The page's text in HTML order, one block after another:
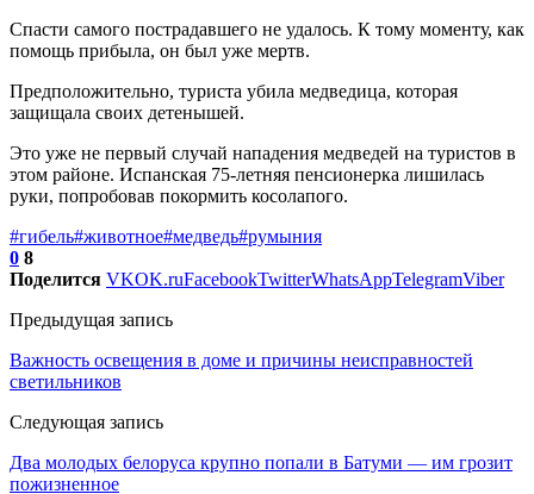
Спасти самого пострадавшего не удалось. К тому моменту, как
помощь прибыла, он был уже мертв.
Предположительно, туриста убила медведица, которая
защищала своих детенышей.
Это уже не первый случай нападения медведей на туристов в
этом районе. Испанская 75-летняя пенсионерка лишилась
руки, попробовав покормить косолапого.
#гибель#животное#медведь#румыния
0 8
Поделится VKOK.ruFacebookTwitterWhatsAppTelegramViber
Предыдущая запись
Важность освещения в доме и причины неисправностей
светильников
Следующая запись
Два молодых белоруса крупно попали в Батуми — им грозит
пожизненное